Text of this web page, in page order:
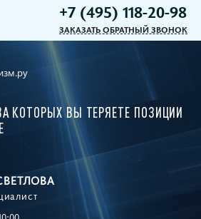
+7 (495) 118-20-98
ЗАКАЗАТЬ ОБРАТНЫЙ ЗВОНОК
КОТОРЫХ ВЫ ТЕРЯЕТЕ ПОЗИЦИИ